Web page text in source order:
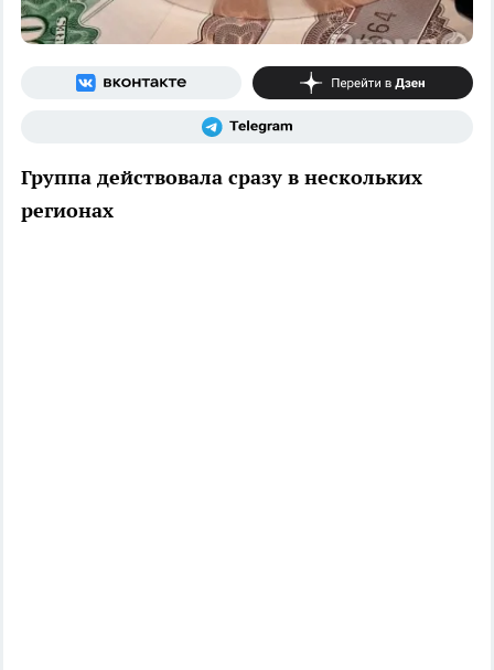
Группа действовала сразу в нескольких
регионах